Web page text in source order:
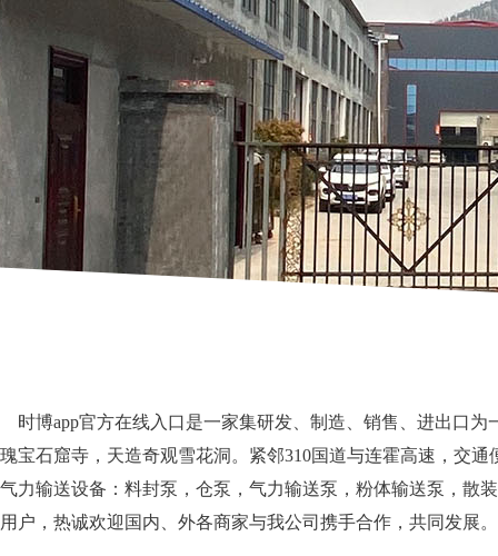
时博app官方在线入口是一家集研发、制造、销售、进出口
瑰宝石窟寺，天造奇观雪花洞。紧邻310国道与连霍高速，交
气力输送设备：料封泵，仓泵，气力输送泵，粉体输送泵，散
用户，热诚欢迎国内、外各商家与我公司携手合作，共同发展。